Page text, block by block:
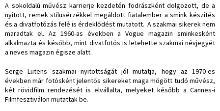
A sokoldalú művész karrierje kezdetén fodrászként dolgozott, de a
nyitott, remek stílusérzékkel megáldott fiatalember a smink készítés
és a divatfotózás felé is érdeklődést mutatott. A szakmai sikerek nem
maradtak el. Az 1960-as években a Vogue magazin sminkesként
alkalmazta és később, mint divatfotós is letehette szakmai névjegyét
a neves magazin égisze alatt.
Serge Lutens szakmai nyitottságát jól mutatja, hogy az 1970-es
években már fotósként jelentős sikereket maga mögött tudó művész,
két rövidfilm rendezését is elvállalta, melyeket később a Cannes-i
Filmfesztiválon mutattak be.